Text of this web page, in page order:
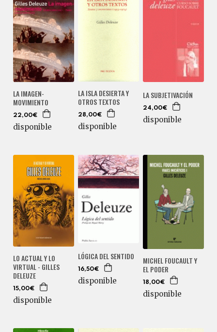
LA IMAGEN-
MOVIMIENTO
22,00€
disponible
LA ISLA DESIERTA Y
OTROS TEXTOS
28,00€
disponible
LA SUBJETIVACIÓN
24,00€
disponible
LO ACTUAL Y LO
VIRTUAL - GILLES
DELEUZE
15,00€
disponible
LÓGICA DEL SENTIDO
16,50€
disponible
MICHEL FOUCAULT Y
EL PODER
18,00€
disponible